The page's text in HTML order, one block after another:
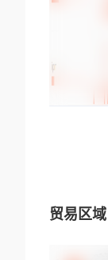
贸易区域